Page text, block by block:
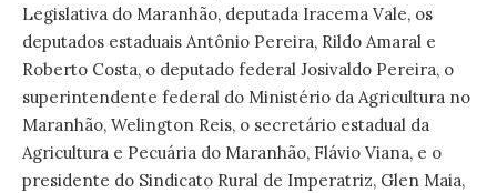
Legislativa do Maranhão, deputada Iracema Vale, os
deputados estaduais Antônio Pereira, Rildo Amaral e
Roberto Costa, o deputado federal Josivaldo Pereira, o
superintendente federal do Ministério da Agricultura no
Maranhão, Welington Reis, o secretário estadual da
Agricultura e Pecuária do Maranhão, Flávio Viana, e o
presidente do Sindicato Rural de Imperatriz, Glen Maia,